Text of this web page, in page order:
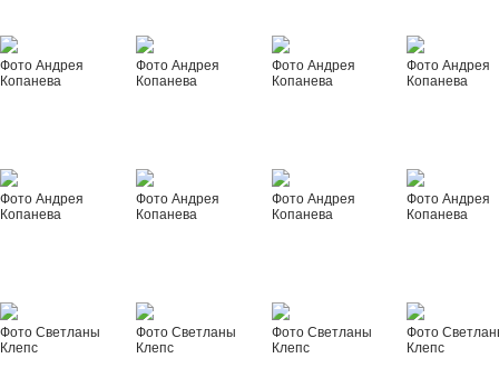
Фото Андрея
Копанева
Фото Андрея
Копанева
Фото Андрея
Копанева
Фото Андрея
Копанева
Фото Андрея
Копанева
Фото Андрея
Копанева
Фото Андрея
Копанева
Фото Андрея
Копанева
Фото Светланы
Клепс
Фото Светланы
Клепс
Фото Светланы
Клепс
Фото
Клепс